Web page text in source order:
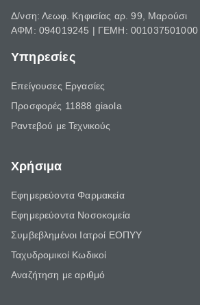
Δ/νση: Λεωφ. Κηφισίας αρ. 99, Μαρούσι
ΑΦΜ: 094019245 | ΓΕΜΗ: 001037501000
Υπηρεσίες
Επείγουσες Εργασίες
Προσφορές 11888 giaola
Ραντεβού με Τεχνικούς
Χρήσιμα
Εφημερεύοντα Φαρμακεία
Εφημερεύοντα Νοσοκομεία
Συμβεβλημένοι Ιατροί ΕΟΠΥΥ
Ταχυδρομικοί Κωδικοί
Αναζήτηση με αριθμό